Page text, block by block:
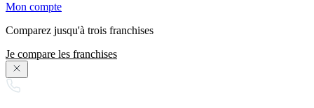
Mon compte
Comparez jusqu'à trois franchises
Je compare les franchises